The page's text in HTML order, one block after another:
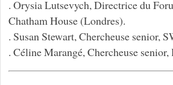
. Orysia Lutsevych, Directrice du
Chatham House (Londres).
. Susan Stewart, Chercheuse senior,
. Céline Marangé, Chercheuse